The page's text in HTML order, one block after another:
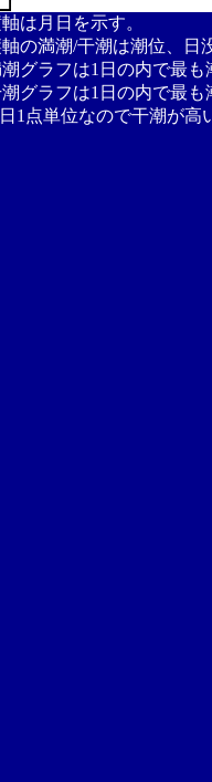
軸は月日を示す。
軸の満潮/干潮は潮位、
潮グラフは1日の内で最
潮グラフは1日の内で最
1点単位なので干潮が高